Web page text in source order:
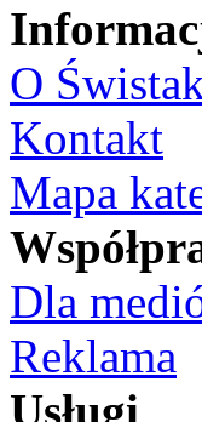
O
Kontakt
Mapa
Dla
Reklama
Usługi